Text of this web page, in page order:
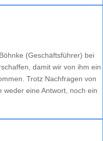
(Geschäftsführer) bei
damit wir von ihm ein
Trotz Nachfragen von
weder eine Antwort, noch ein